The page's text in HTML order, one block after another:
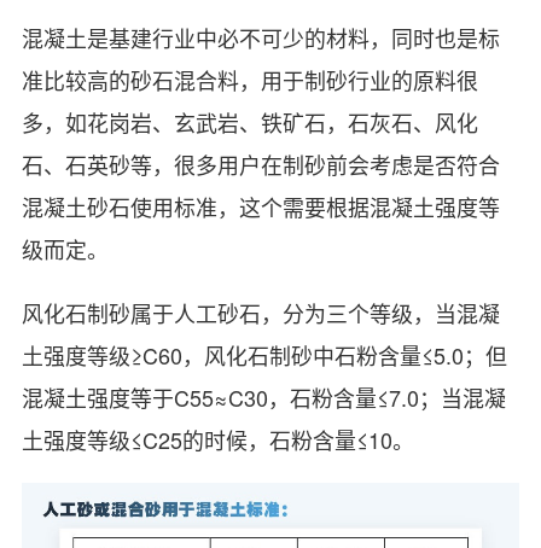
混凝土是基建行业中必不可少的材料，同时也是标
准比较高的砂石混合料，用于制砂行业的原料很
多，如花岗岩、玄武岩、铁矿石，石灰石、风化
石、石英砂等，很多用户在制砂前会考虑是否符合
混凝土砂石使用标准，这个需要根据混凝土强度等
级而定。
风化石制砂属于人工砂石，分为三个等级，当混凝
土强度等级≥C60，风化石制砂中石粉含量≤5.0；但
混凝土强度等于C55≈C30，石粉含量≤7.0；当混凝
土强度等级≤C25的时候，石粉含量≤10。